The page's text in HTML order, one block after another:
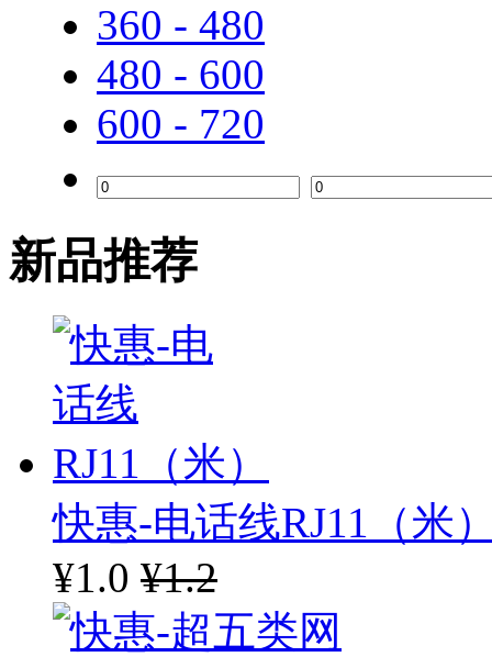
360 - 480
480 - 600
600 - 720
新品推荐
快惠-电话线RJ11（米
¥1.0 ¥1.2